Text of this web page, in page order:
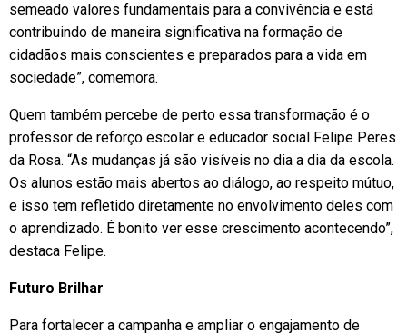
semeado valores fundamentais para a convivência e está
contribuindo de maneira significativa na formação de
cidadãos mais conscientes e preparados para a vida em
sociedade”, comemora.
Quem também percebe de perto essa transformação é o
professor de reforço escolar e educador social Felipe Peres
da Rosa. “As mudanças já são visíveis no dia a dia da escola.
Os alunos estão mais abertos ao diálogo, ao respeito mútuo,
e isso tem refletido diretamente no envolvimento deles com
o aprendizado. É bonito ver esse crescimento acontecendo”,
destaca Felipe.
Futuro Brilhar
Para fortalecer a campanha e ampliar o engajamento de